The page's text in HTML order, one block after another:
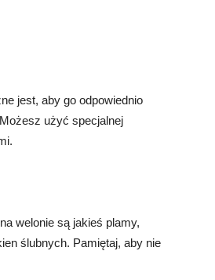
jest, aby go odpowiednio
użyć specjalnej
welonie są jakieś plamy,
ślubnych. Pamiętaj, aby nie